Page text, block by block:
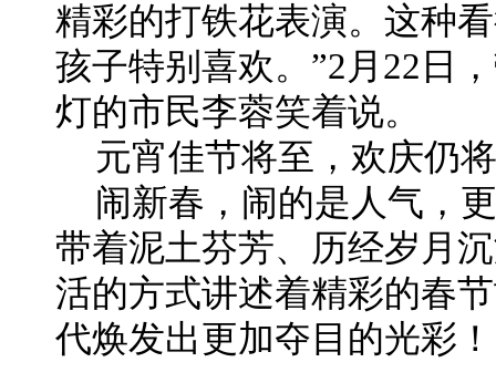
精彩的打铁花表演。这种
孩子特别喜欢。”2月22日
灯的市民李蓉笑着说。
元宵佳节将至，欢庆仍
闹新春，闹的是人气，
带着泥土芬芳、历经岁月
活的方式讲述着精彩的春
代焕发出更加夺目的光彩！